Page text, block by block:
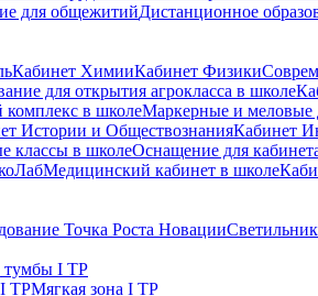
для общежитийДистанционное
Кабинет ХимииКабинет Физики
для открытия агрокласса в школе
в школеМаркерные и меловые
Истории и ОбществознанияКабинет
классы в школеОснащение для
Медицинский кабинет в школе
Точка Роста Новации
тумбы I ТР
I ТРМягкая зона I ТР